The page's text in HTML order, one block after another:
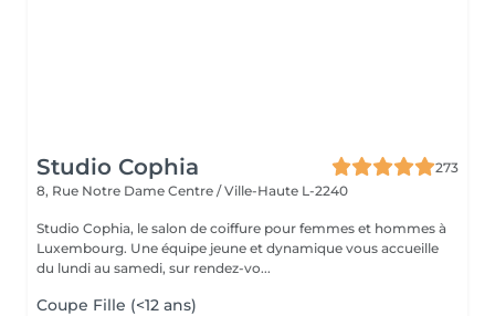
Studio Cophia
273
8, Rue Notre Dame Centre / Ville-Haute L-2240
Studio Cophia, le salon de coiffure pour femmes et hommes à
Luxembourg. Une équipe jeune et dynamique vous accueille
du lundi au samedi, sur rendez-vo...
Coupe Fille (<12 ans)